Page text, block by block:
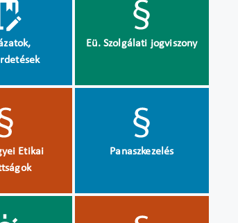
Eü. Szolgálati jogviszony
Etikai
Panaszkezelés